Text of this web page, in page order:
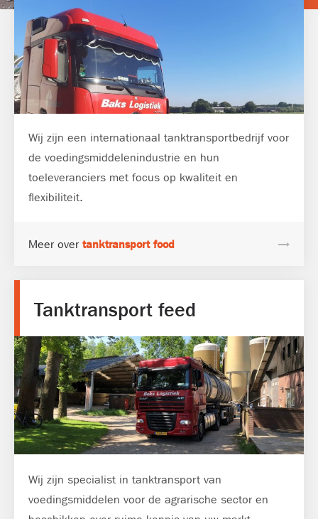
Wij zijn een internationaal tanktransportbedrijf voor
de voedingsmiddelenindustrie en hun
toeleveranciers met focus op kwaliteit en
flexibiliteit.
Meer over tanktransport food
Tanktransport feed
Wij zijn specialist in tanktransport van
voedingsmiddelen voor de agrarische sector en